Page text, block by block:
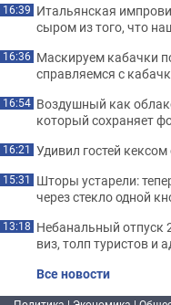
16:39 Итальянская
сыром из того, что
16:36 Маскируем кабачки
справляемся с
16:54 Воздушный как
который сохраняет
16:21 Удивил гостей кексом
15:31 Шторы устарели:
через стекло одной
13:18 Небанальный отпуск
виз, толп туристов и
Все новости